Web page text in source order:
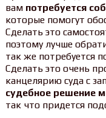
вам потребуется
которые помогут
Сделать это
поэтому лучше
так же потребуется
Сделать это очень
канцелярию суда с
судебное решение
так что придется